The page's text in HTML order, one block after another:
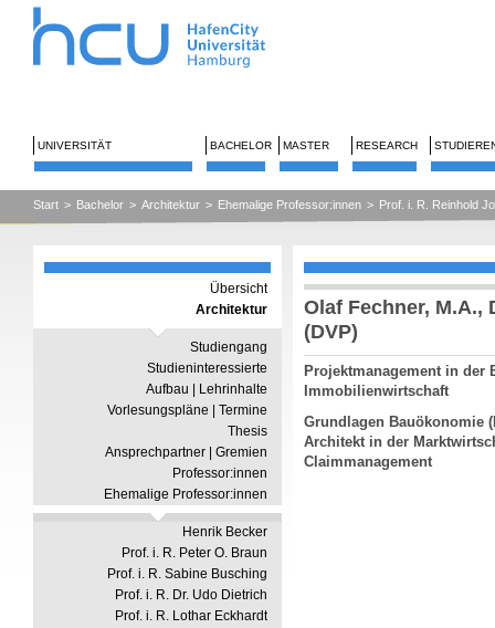
UNIVERSITÄT BACHELOR MASTER RESEARCH
Start > Bachelor > Architektur > Ehemalige Professor:innen > Prof. i. R. Reinhold
Übersicht
Architektur
Studiengang
Studieninteressierte
Aufbau | Lehrinhalte
Vorlesungspläne | Termine
Thesis
Ansprechpartner | Gremien
Professor:innen
Ehemalige Professor:innen
Henrik Becker
Prof. i. R. Peter O. Braun
Prof. i. R. Sabine Busching
Prof. i. R. Dr. Udo Dietrich
Prof. i. R. Lothar Eckhardt
Olaf Fechner, M.A.,
(DVP)
Projektmanagement in der
Immobilienwirtschaft
Grundlagen Bauökonomie
Architekt in der
Claimmanagement